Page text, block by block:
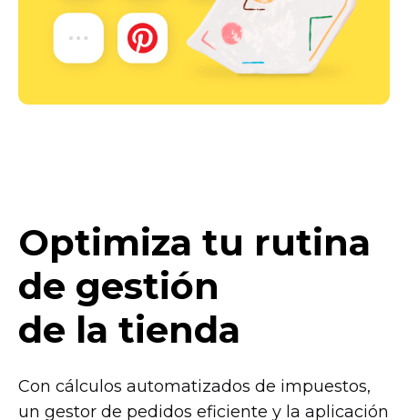
Optimiza tu rutina
de gestión
de la tienda
Con cálculos automatizados de impuestos,
un gestor de pedidos eficiente y la aplicación